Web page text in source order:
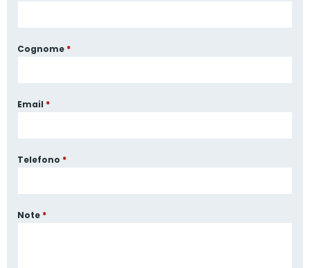
Cognome *
Email *
Telefono *
Note *